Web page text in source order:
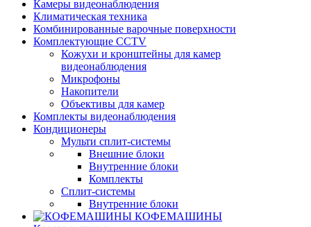
Камеры видеонаблюдения
Климатическая техника
Комбинированные варочные поверхности
Комплектующие CCTV
Кожухи и кронштейны для камер
видеонаблюдения
Микрофоны
Накопители
Объективы для камер
Комплекты видеонаблюдения
Кондиционеры
Мульти сплит-системы
Внешние блоки
Внутренние блоки
Комплекты
Сплит-системы
Внутренние блоки
КОФЕМАШИНЫ